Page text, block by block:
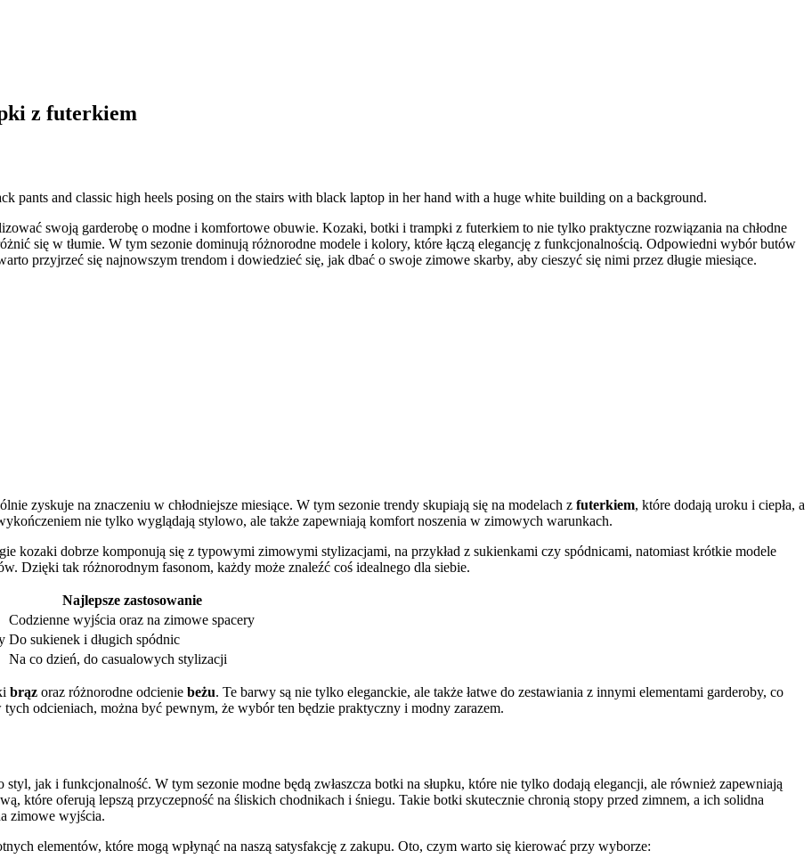
z futerkiem
pants and classic high heels posing on the stairs with black laptop in her hand with a huge white building on a background.
swoją garderobę o modne i komfortowe obuwie. Kozaki, botki i trampki z futerkiem to nie tylko praktyczne rozwiązania na chłodne
się w tłumie. W tym sezonie dominują różnorodne modele i kolory, które łączą elegancję z funkcjonalnością. Odpowiedni wybór butów
przyjrzeć się najnowszym trendom i dowiedzieć się, jak dbać o swoje zimowe skarby, aby cieszyć się nimi przez długie miesiące.
zyskuje na znaczeniu w chłodniejsze miesiące. W tym sezonie trendy skupiają się na modelach z futerkiem, które dodają uroku i ciepła, a
nie tylko wyglądają stylowo, ale także zapewniają komfort noszenia w zimowych warunkach.
kozaki dobrze komponują się z typowymi zimowymi stylizacjami, na przykład z sukienkami czy spódnicami, natomiast krótkie modele
Dzięki tak różnorodnym fasonom, każdy może znaleźć coś idealnego dla siebie.
Najlepsze zastosowanie
Codzienne wyjścia oraz na zimowe spacery
Do sukienek i długich spódnic
Na co dzień, do casualowych stylizacji
brąz oraz różnorodne odcienie beżu. Te barwy są nie tylko eleganckie, ale także łatwe do zestawiania z innymi elementami garderoby, co
odcieniach, można być pewnym, że wybór ten będzie praktyczny i modny zarazem.
jak i funkcjonalność. W tym sezonie modne będą zwłaszcza botki na słupku, które nie tylko dodają elegancji, ale również zapewniają
które oferują lepszą przyczepność na śliskich chodnikach i śniegu. Takie botki skutecznie chronią stopy przed zimnem, a ich solidna
zimowe wyjścia.
elementów, które mogą wpłynąć na naszą satysfakcję z zakupu. Oto, czym warto się kierować przy wyborze: